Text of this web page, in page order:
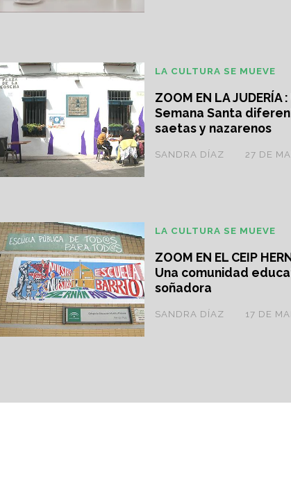
ZOOM EN LA JUDERÍA
Semana Santa
saetas y nazarenos
SANDRA DÍAZ
LA CULTURA SE MUEVE
27 DE
ZOOM EN EL CEIP
Una comunidad
soñadora
SANDRA DÍAZ
LA CULTURA SE MUEVE
17 DE